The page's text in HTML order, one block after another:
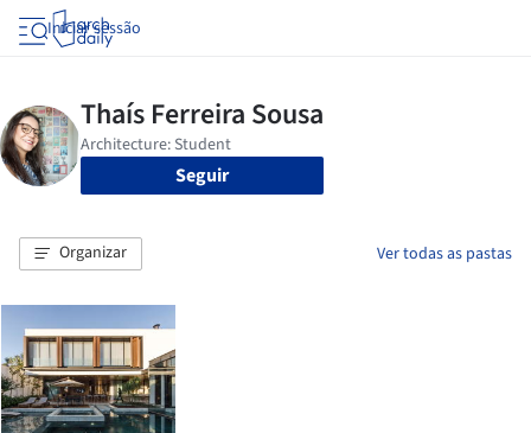
Iniciar sessão
Seguir
Organizar Ver todas as pastas